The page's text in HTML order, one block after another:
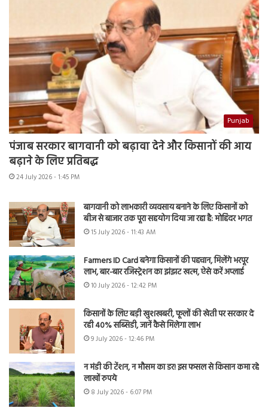
Punjab
पंजाब सरकार बागवानी को बढ़ावा देने और किसानों की आय
बढ़ाने के लिए प्रतिबद्ध
24 July 2026 - 1:45 PM
बागवानी को लाभकारी व्यवसाय बनाने के लिए किसानों को
बीज से बाजार तक पूरा सहयोग दिया जा रहा है: मोहिंदर भगत
15 July 2026 - 11:43 AM
Farmers ID Card बनेगा किसानों की पहचान, मिलेंगे भरपूर
लाभ, बार-बार रजिस्ट्रेशन का झंझट खत्म, ऐसे करें अप्लाई
10 July 2026 - 12:42 PM
किसानों के लिए बड़ी खुशखबरी, फूलों की खेती पर सरकार दे
रही 40% सब्सिडी, जानें कैसे मिलेगा लाभ
9 July 2026 - 12:46 PM
न मंडी की टेंशन, न मौसम का डर! इस फसल से किसान कमा रहे
लाखों रुपये
8 July 2026 - 6:07 PM